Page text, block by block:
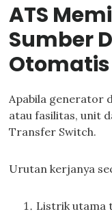
ATS
Sumber
Otomatis
Apabila generator
atau fasilitas, unit
Transfer Switch.
Urutan kerjanya
Listrik utama